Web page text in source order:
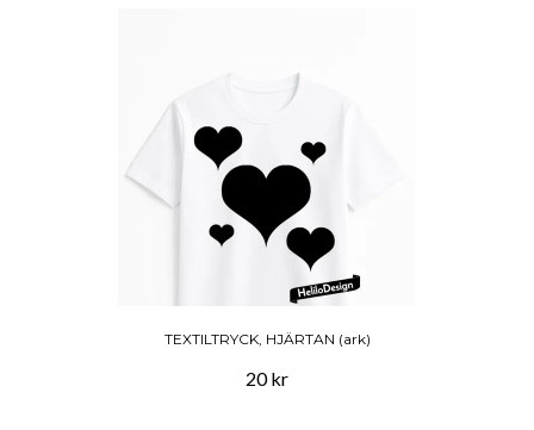
TEXTILTRYCK, HJÄRTAN (ark)
20 kr